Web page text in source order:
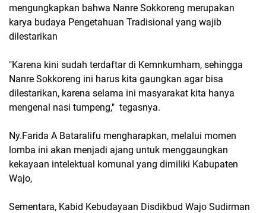
mengungkapkan bahwa Nanre Sokkoreng merupakan
karya budaya Pengetahuan Tradisional yang wajib
dilestarikan
"Karena kini sudah terdaftar di Kemnkumham, sehingga
Nanre Sokkoreng ini harus kita gaungkan agar bisa
dilestarikan, karena selama ini masyarakat kita hanya
mengenal nasi tumpeng," tegasnya.
Ny.Farida A Bataralifu mengharapkan, melalui momen
lomba ini akan menjadi ajang untuk menggaungkan
kekayaan intelektual komunal yang dimiliki Kabupaten
Wajo,
Sementara, Kabid Kebudayaan Disdikbud Wajo Sudirman